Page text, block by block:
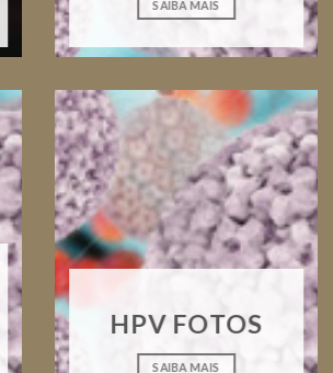
SAIBA MAIS
HPV FOTOS
SAIBA MAIS